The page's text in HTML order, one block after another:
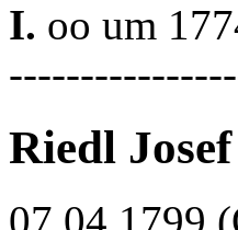
I. oo um
Riedl Josef
07.04.1799